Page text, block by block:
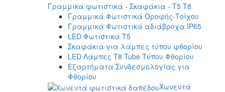
Γραμμικά φωτιστικά - Σκαφάκια - Τ5 T8
Γραμμικά Φωτιστικά Οροφής-Τοίχου
Γραμμικά Φωτιστικά αδιάβροχα IP65
LED Φωτιστικά T5
Σκαφάκια για λάμπες τύπου φθορίου
LED Λάμπες T8 Tube Τύπου Φθορίου
Εξαρτήματα Συνδεσμολογίας για
Φθορίου
Χωνευτά